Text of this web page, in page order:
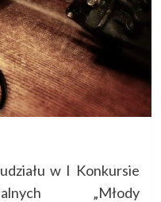
w I Konkursie
„Młody